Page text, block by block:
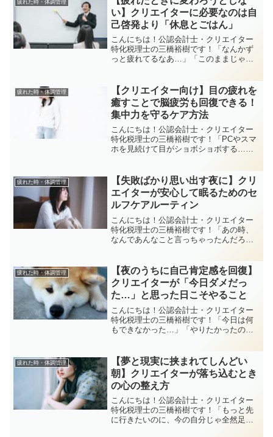
疲れた時・体調管理
い】クリエイターに必要なのは自
己啓発より「休息とごはん」
こんにちは！公認会計士・クリエイター
特化税理士の三橋裕樹です！「なんかず
っと疲れてるなあ…」「このままじゃダ
己啓発セミナーに申し込んだり、スキル
に直結しない高額な講座に...
疲れた時・体調管理
【クリエイター向け】目の疲れを
癒すことで脳疲労も回復できる！
集中力を守るケア方法
こんにちは！公認会計士・クリエイター
特化税理士の三橋裕樹です！「PCやスマ
ホを見続けて目がショボショボする…」
エイターさん、多いですよね。じつは、
わたしたちが想像する以...
疲れた時・体調管理
【失敗ばかり思い出す夜に】クリ
エイターが安心して眠るためのセ
ルフケアルーティン
こんにちは！公認会計士・クリエイター
特化税理士の三橋裕樹です！「あの時、
なんであんなこと言っちゃったんだろ
失敗を思い出して眠れないことってあり
ませんか？わたし自身も、昔は「...
疲れた時・体調管理
【夜のうちに自己肯定感を回復】
クリエイターが「今日ダメだっ
た…」と思った日こそやること
こんにちは！公認会計士・クリエイター
特化税理士の三橋裕樹です！「今日は何
もできなかった…」「やりたかったの
悪。きっと、多くのクリエイターさんが
経験してると思います。この記事...
疲れた時・体調管理
【夢と現実に挟まれてしんどい
朝】クリエイターが落ち込むとき
の心の整え方
こんにちは！公認会計士・クリエイター
特化税理士の三橋裕樹です！「もっと先
に行きたいのに、今の自分じゃ全然足り